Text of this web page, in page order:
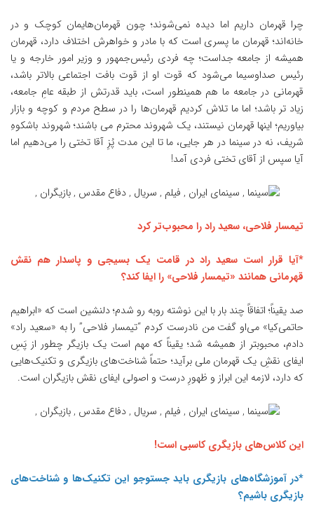
چرا قهرمان داریم اما دیده نمی‌شوند؛ چون قهرمان‌هایمان کوچک و در
خانه‌اند؛ قهرمان ما پسری است که با مادر و خواهرش اختلاف دارد، قهرمان
همیشه از جامعه جداست؛ چه فردی رئیس‌جمهور و وزیر امور خارجه و یا
رئیس صداوسیما می‌شود که قوت او از قوت بافت اجتماعی بالاتر باشد،
قهرمانی در جامعه ما هم همینطور است، باید قدرتش از طبقه عامِ جامعه،
زیاد تر باشد؛ اما ما تلاش کردیم قهرمان‌ها را در سطح مردم و کوچه و بازار
بیاوریم؛ اینها قهرمان نیستند، یک شهروند محترم می باشند؛ شهروند باشکوهِ
شریف، نه در سینما در هر جایی، ما تا این مدت پُزِ آقا تختی را می‌دهیم اما
آیا سپس از آقای تختی فردی آمد!
تیمسار فلاحی، سعید راد را محبوب‌تر کرد
*آیا قرار است سعید راد در قامت یک بسیجی و پاسدار هم نقش
قهرمانی همانند «تیمسار فلاحی» را ایفا کند؟
صد یقیناً؛ اتفاقاً چند بار با این نوشته روبه رو شدم؛ دلنشین است که «ابراهیم
حاتمی‌کیا» می‌او گفت من نادرست کردم “تیمسار فلاحی” را به «سعید راد»
دادم، محبوبتر از همیشه شد؛ یقیناً که مهم است یک بازیگر چطور از پَسِ
ایفای نقشِ یک قهرمان ملی برآید؛ حتماً شناخت‌های بازیگری و تکنیک‌هایی
که دارد، لازمه این ابراز و ظهورِ درست و اصولی ایفای نقش بازیگران است.
این کلاس‌های بازیگری کاسبی است!
*در آموزشگاه‌های بازیگری باید جستوجو این تکنیک‌‌ها و شناخت‌های
بازیگری باشیم؟